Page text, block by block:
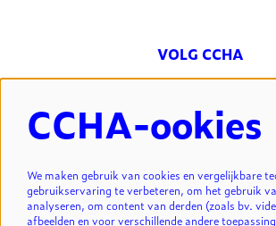
VOLG CCHA
INSCHRIJVEN
CCHA-ookies
We maken gebruik van cookies en vergelijkbare
gebruikservaring te verbeteren, om het gebruik
analyseren, om content van derden (zoals bv.
afbeelden en voor verschillende andere